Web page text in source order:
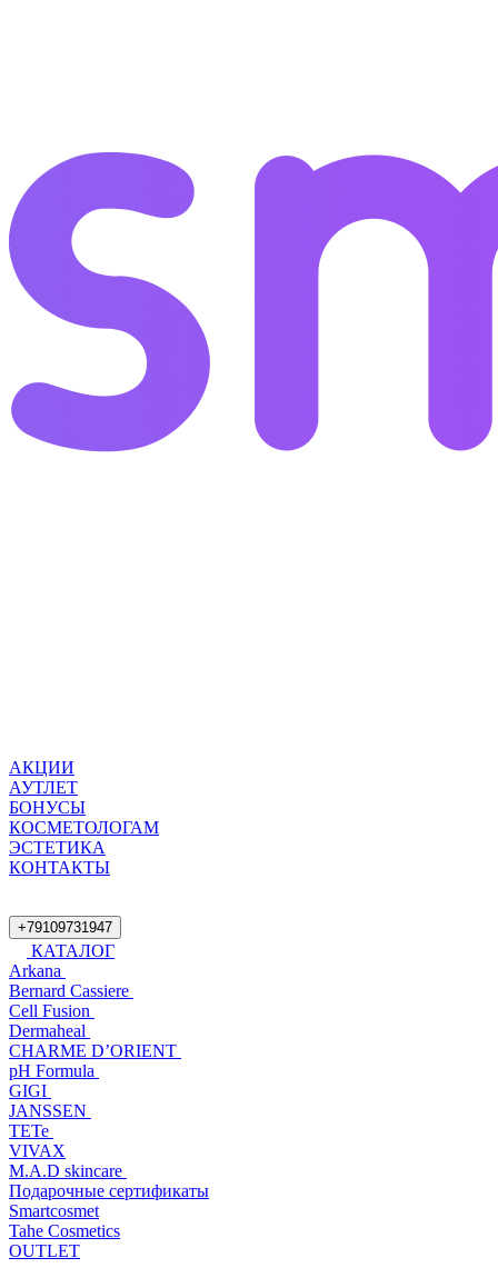
АКЦИИ
АУТЛЕТ
БОНУСЫ
КОСМЕТОЛОГАМ
ЭСТЕТИКА
КОНТАКТЫ
+79109731947
КАТАЛОГ
Arkana
Bernard Cassiere
Cell Fusion
Dermaheal
CHARME D’ORIENT
pH Formula
GIGI
JANSSEN
TETe
VIVAX
M.A.D skincare
Подарочные сертификаты
Smartcosmet
Tahe Cosmetics
OUTLET